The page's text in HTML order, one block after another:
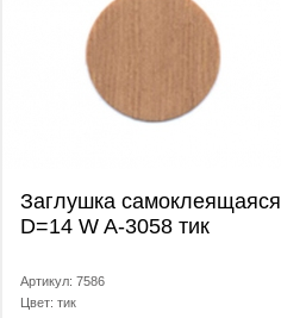
Заглушка самоклеящаяся
D=14 W A-3058 тик
Артикул: 7586
Цвет: тик